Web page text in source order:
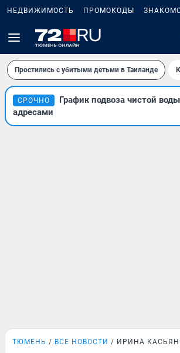
НЕДВИЖИМОСТЬ ПРОМОКОДЫ
Простились с убитыми детьми в Таиланде
СРОЧНО
График подвоза чистой
адресами
ТЮМЕНЬ ВСЕ НОВОСТИ ИРИНА